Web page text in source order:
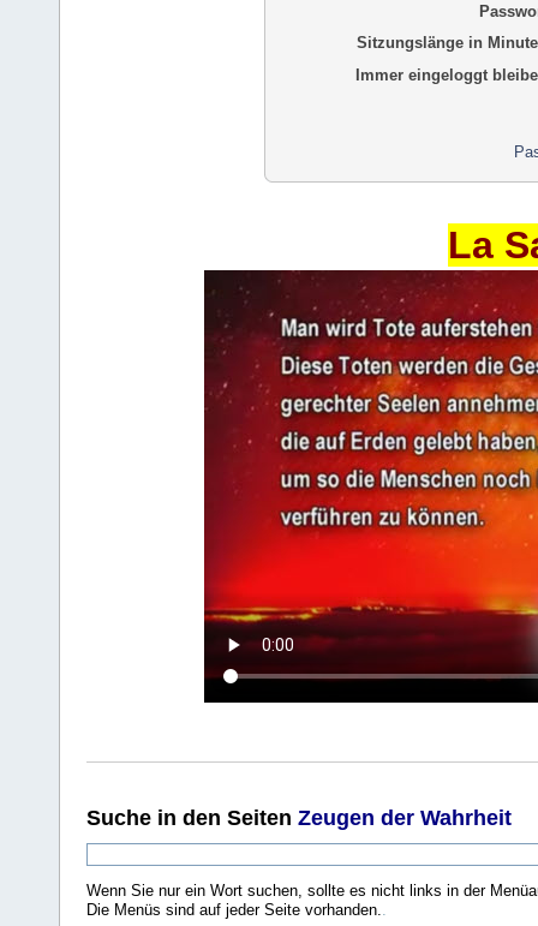
Sitzungslänge in
Immer eingeloggt
La
Suche in den Seiten Zeugen der Wahrheit
Wenn Sie nur ein Wort suchen, sollte es nicht links in der
Die Menüs sind auf jeder Seite vorhanden.